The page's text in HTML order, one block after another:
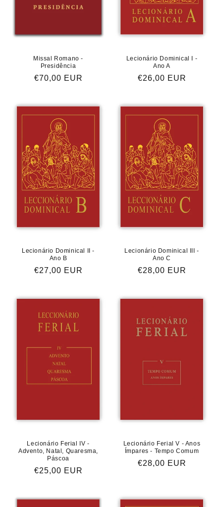
Missal Romano -
Presidência
Preço
€70,00 EUR
Lecionário Dominical I -
Ano A
Preço
€26,00 EUR
Lecionário Dominical II -
Ano B
Preço
€27,00 EUR
Lecionário Dominical III -
Ano C
Preço
€28,00 EUR
Lecionário Ferial IV -
Advento, Natal, Quaresma,
Páscoa
Preço
€25,00 EUR
Lecionário Ferial V - Anos
Ímpares - Tempo Comum
Preço
€28,00 EUR